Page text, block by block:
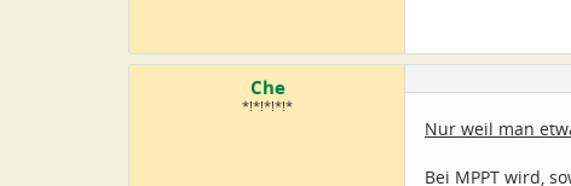
Che
*!*!*!*!*
Nur weil man
Bei MPPT wird,